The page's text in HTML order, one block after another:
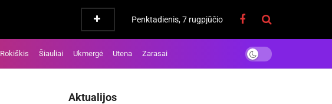
Penktadienis, 7 rugpjūčio
Rokiškis Šiauliai Ukmergė Utena Zarasai
Aktualijos